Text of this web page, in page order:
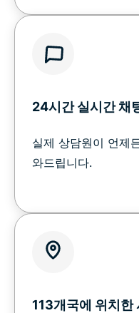
24시간 실시간 채
실제 상담원이 언제
와드립니다.
113개국에 위치한